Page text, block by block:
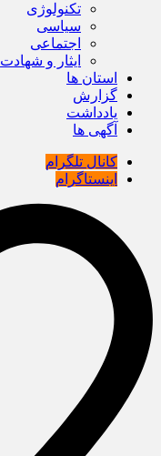
تکنولوژی
سیاسی
اجتماعی
ایثار و شهادت
استان ها
گزارش
یادداشت
آگهی ها
کانال تلگرام
اینستاگرام